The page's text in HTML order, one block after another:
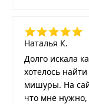
Наталья К.
Долго искала
хотелось
мишуры. На
что мне